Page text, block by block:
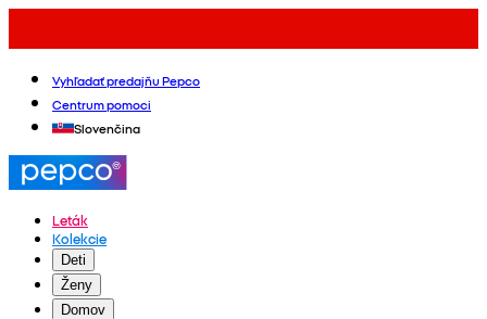
Vyhľadať predajňu Pepco
Centrum pomoci
Slovenčina
Leták
Kolekcie
Deti
Ženy
Domov